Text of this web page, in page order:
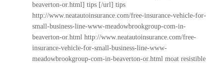
beaverton-or.html] tips [/url] tips
http://www.neatautoinsurance.com/free-insurance-vehicle-for-
small-business-line-www-meadowbrookgroup-com-in-
beaverton-or.html http://www.neatautoinsurance.com/free-
insurance-vehicle-for-small-business-line-www-
meadowbrookgroup-com-in-beaverton-or.html moat resistible